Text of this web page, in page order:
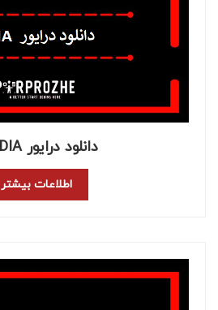
دانلود درایور NVIDIA
اطلاعات بیشتر